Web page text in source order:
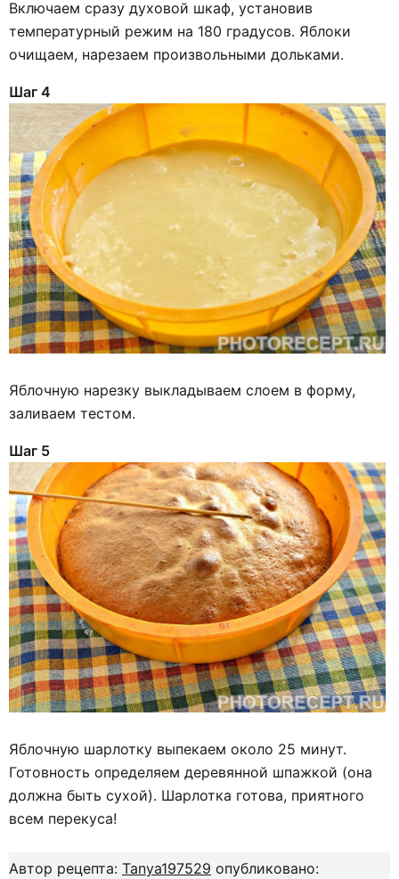
Включаем сразу духовой шкаф, установив
температурный режим на 180 градусов. Яблоки
очищаем, нарезаем произвольными дольками.
Шаг 4
Яблочную нарезку выкладываем слоем в форму,
заливаем тестом.
Шаг 5
Яблочную шарлотку выпекаем около 25 минут.
Готовность определяем деревянной шпажкой (она
должна быть сухой). Шарлотка готова, приятного
всем перекуса!
Автор рецепта: Tanya197529 опубликовано: